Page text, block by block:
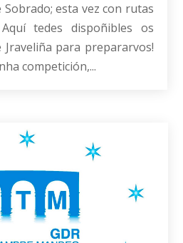
esta vez con rutas
tedes dispoñibles os
Jraveliña para prepararvos!
competición,...